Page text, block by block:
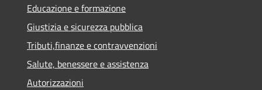
Educazione e formazione
Giustizia e sicurezza pubblica
Tributi,finanze e contravvenzioni
Salute, benessere e assistenza
Autorizzazioni